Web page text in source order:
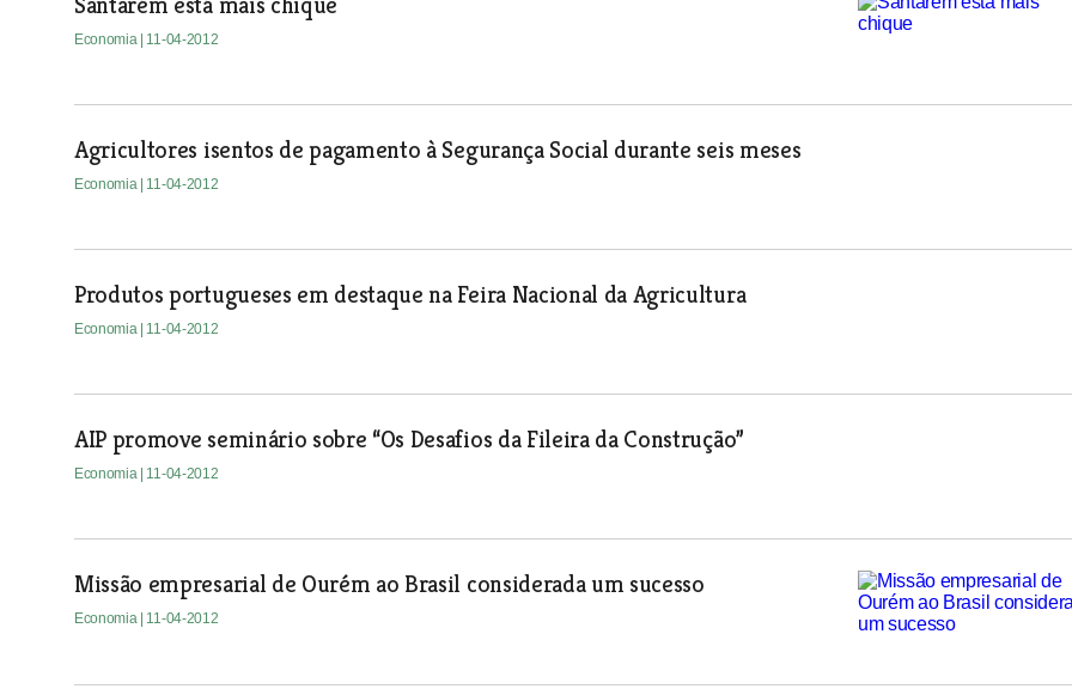
Economia | 11-04-2012
Agricultores isentos de pagamento à Segurança Social durante seis meses
Economia | 11-04-2012
Produtos portugueses em destaque na Feira Nacional da Agricultura
Economia | 11-04-2012
AIP promove seminário sobre “Os Desafios da Fileira da Construção”
Economia | 11-04-2012
Missão empresarial de Ourém ao Brasil considerada um sucesso
Economia | 11-04-2012